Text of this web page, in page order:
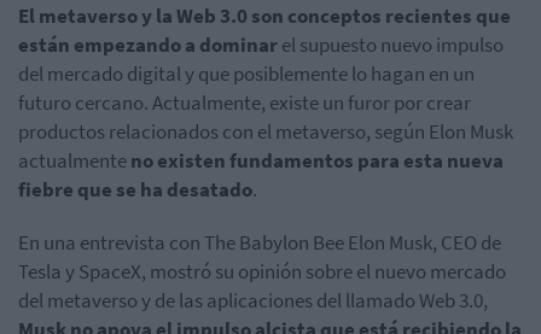
El metaverso y la Web 3.0 son conceptos recientes que
están empezando a dominarel supuesto nuevo impulso
del mercado digital y que posiblemente lo hagan en un
futuro cercano. Actualmente, existe un furor por crear
productos relacionados con el metaverso, según Elon Musk
actualmenteno existen fundamentos para esta nueva
fiebre que se ha desatado.
En una entrevista con The Babylon Bee Elon Musk, CEO de
Tesla y SpaceX, mostró su opinión sobre el nuevo mercado
del metaverso y de las aplicaciones del llamado Web 3.0,
Musk no apoya el impulso alcista que está recibiendo la